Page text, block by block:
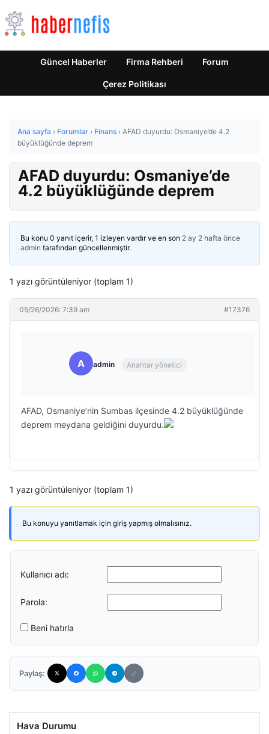
Güncel Haberler Firma Rehberi Forum
Çerez Politikası
Ana sayfa › Forumlar › Finans › AFAD duyurdu: Osmaniye’de 4.2
büyüklüğünde deprem
AFAD duyurdu: Osmaniye’de
4.2 büyüklüğünde deprem
Bu konu 0 yanıt içerir, 1 izleyen vardır ve en son 2 ay 2 hafta önce
admin tarafından güncellenmiştir.
1 yazı görüntüleniyor (toplam 1)
05/26/2026: 7:39 am #17376
A admin Anahtar yönetici
AFAD, Osmaniye’nin Sumbas ilçesinde 4.2 büyüklüğünde
deprem meydana geldiğini duyurdu.
1 yazı görüntüleniyor (toplam 1)
Bu konuyu yanıtlamak için giriş yapmış olmalısınız.
Kullanıcı adı:
Parola:
Beni hatırla
Paylaş:
Hava Durumu